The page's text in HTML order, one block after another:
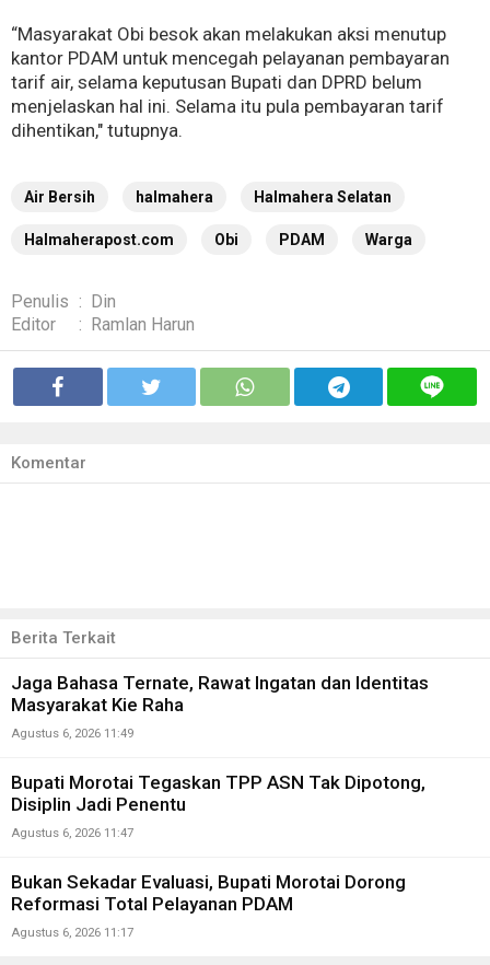
“Masyarakat Obi besok akan melakukan aksi menutup
kantor PDAM untuk mencegah pelayanan pembayaran
tarif air, selama keputusan Bupati dan DPRD belum
menjelaskan hal ini. Selama itu pula pembayaran tarif
dihentikan," tutupnya.
Air Bersih halmahera Halmahera Selatan
Halmaherapost.com Obi PDAM Warga
Penulis : Din
Editor
: Ramlan Harun
Komentar
Berita Terkait
Jaga Bahasa Ternate, Rawat Ingatan dan Identitas
Masyarakat Kie Raha
Agustus 6, 2026 11:49
Bupati Morotai Tegaskan TPP ASN Tak Dipotong,
Disiplin Jadi Penentu
Agustus 6, 2026 11:47
Bukan Sekadar Evaluasi, Bupati Morotai Dorong
Reformasi Total Pelayanan PDAM
Agustus 6, 2026 11:17